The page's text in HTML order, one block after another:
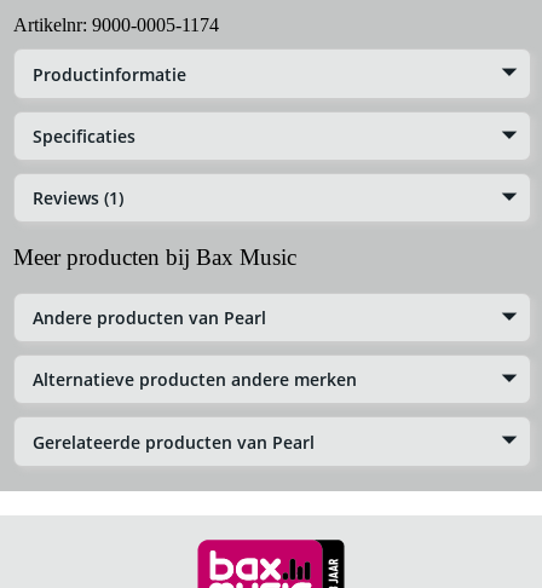
Artikelnr: 9000-0005-1174
Productinformatie
Specificaties
Reviews (1)
Meer producten bij Bax Music
Andere producten van Pearl
Alternatieve producten andere merken
Gerelateerde producten van Pearl